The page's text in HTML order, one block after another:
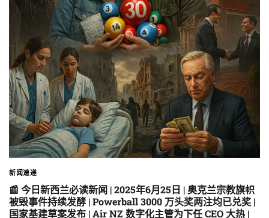
新闻速递
📰 今日新西兰必读新闻 | 2025年6月25日 | 奥克兰宗教旗帜
被毁事件持续发酵 | Powerball 3000 万头奖两注均已兑奖 |
国家基建草案发布 | Air NZ 数字化主管为下任 CEO 大热 |